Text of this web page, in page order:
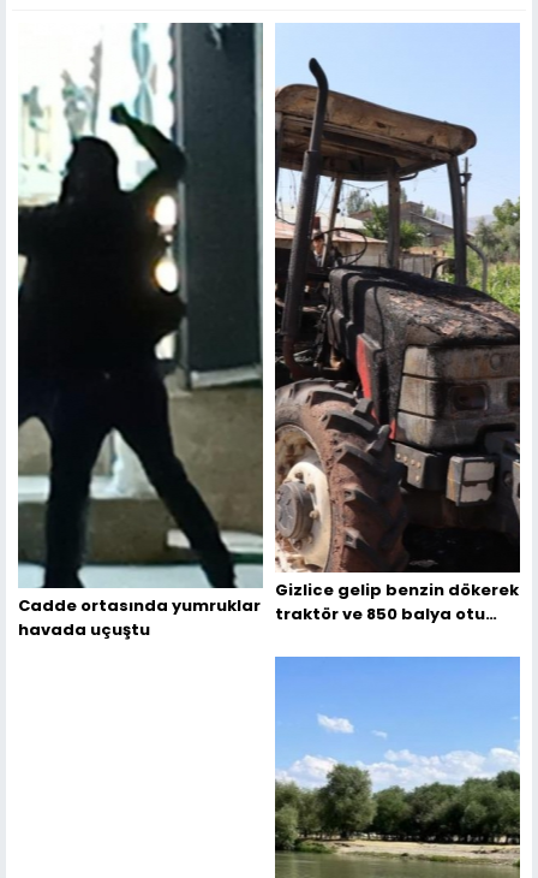
Cadde ortasında yumruklar
havada uçuştu
Gizlice gelip benzin dökerek
traktör ve 850 balya otu